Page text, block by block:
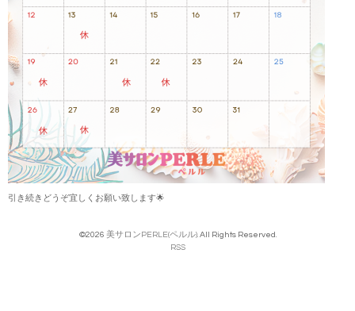
引き続きどうぞ宜しくお願い致します🌟
©2026 美サロンPERLE(ペルル). All Rights Reserved.
RSS